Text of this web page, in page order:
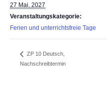
27 Mai, 2027
Veranstaltungskategorie:
Ferien und unterrichtsfreie Tage
ZP 10 Deutsch,
Nachschreibtermin